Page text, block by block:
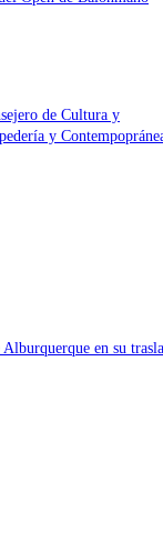
de Cultura y
y
Alburquerque en su